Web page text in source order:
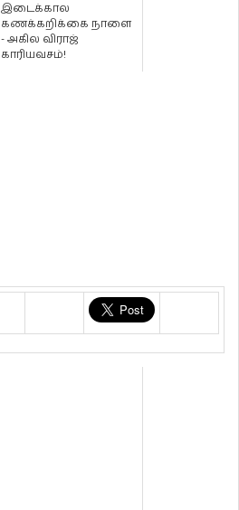
இடைக்கால
கணக்கறிக்கை நாளை
- அகில விராஜ்
காரியவசம்!